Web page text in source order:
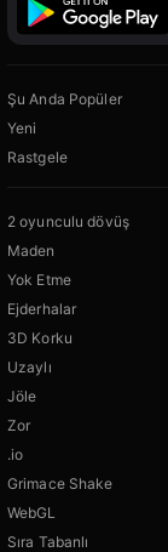
Şu Anda Popüler
Yeni
Rastgele
2 oyunculu dövüş
Maden
Yok Etme
Ejderhalar
3D Korku
Uzaylı
Jöle
Zor
.io
Grimace Shake
WebGL
Sıra Tabanlı